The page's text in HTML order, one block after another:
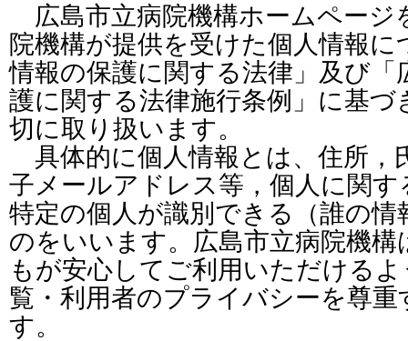
広島市立病院機構ホームページ
院機構が提供を受けた個人情報に
情報の保護に関する法律」及び「
護に関する法律施行条例」に基づ
切に取り扱います。
具体的に個人情報とは、住所，
子メールアドレス等，個人に関
特定の個人が識別できる（誰の
のをいいます。広島市立病院機
もが安心してご利用いただける
覧・利用者のプライバシーを尊
す。